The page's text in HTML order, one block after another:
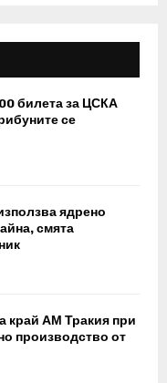
билета за ЦСКА
се
ядрено
смята
край АМ Тракия при
производство от